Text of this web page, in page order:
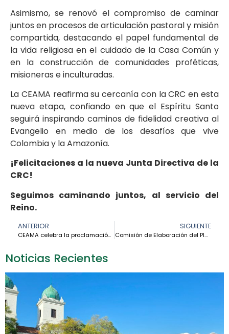
Noticias Recientes
Asimismo, se renovó el compromiso de caminar
juntos en procesos de articulación pastoral y misión
compartida, destacando el papel fundamental de
la vida religiosa en el cuidado de la Casa Común y
en la construcción de comunidades proféticas,
misioneras e inculturadas.
La CEAMA reafirma su cercanía con la CRC en esta
nueva etapa, confiando en que el Espíritu Santo
seguirá inspirando caminos de fidelidad creativa al
Evangelio en medio de los desafíos que vive
Colombia y la Amazonía.
¡Felicitaciones a la nueva Junta Directiva de la
CRC!
Seguimos caminando juntos, al servicio del
Reino.
ANTERIOR
CEAMA celebra la proclamación de dos nuevos venerables, testigos de la vida entregada en la Amazonía
SIGUIENTE
Comisión de Elaboración del Plan Apostólico Sinodal de la CEAMA (PAS) sostuvo su primera reunión